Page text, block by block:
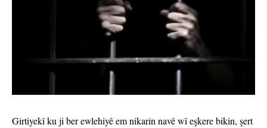
Girtiyekî ku ji ber ewlehiyê em nikarin navê wî eşkere bikin, şert